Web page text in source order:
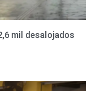
mil desalojados